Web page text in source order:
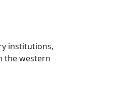
institutions,
the western